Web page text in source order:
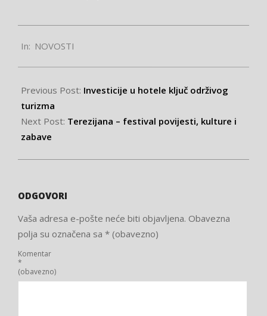
06-
04
In: NOVOSTI
Previous Post: Investicije u hotele ključ održivog
turizma
Next Post: Terezijana – festival povijesti, kulture i
zabave
ODGOVORI
Vaša adresa e-pošte neće biti objavljena. Obavezna
polja su označena sa * (obavezno)
Komentar
*
(obavezno)